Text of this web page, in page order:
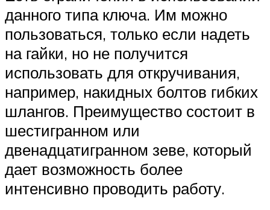
данного типа ключа. Им можно
пользоваться, только если надеть
на гайки, но не получится
использовать для откручивания,
например, накидных болтов гибких
шлангов. Преимущество состоит в
шестигранном или
двенадцатигранном зеве, который
дает возможность более
интенсивно проводить работу.